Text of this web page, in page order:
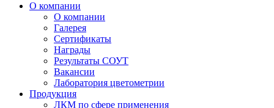
О компании
О компании
Галерея
Сертификаты
Награды
Результаты СОУТ
Вакансии
Лаборатория цветометрии
Продукция
ЛКМ по сфере применения